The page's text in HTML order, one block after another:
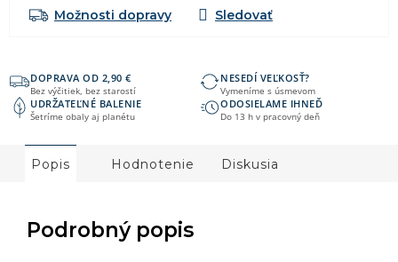
Možnosti dopravy
DOPRAVA OD 2,90 €
Bez výčitiek, bez starostí
NESEDÍ VEĽKOSŤ?
Vymeníme s úsmevom
UDRŽATEĽNÉ BALENIE
Šetríme obaly aj planétu
ODOSIELAME IHNEĎ
Do 13 h v pracovný deň
Popis Hodnotenie Diskusia
Podrobný popis